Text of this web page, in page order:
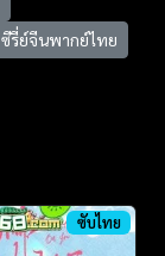
ซีรี่ย์จีนพากย์ไทย
ซับไทย